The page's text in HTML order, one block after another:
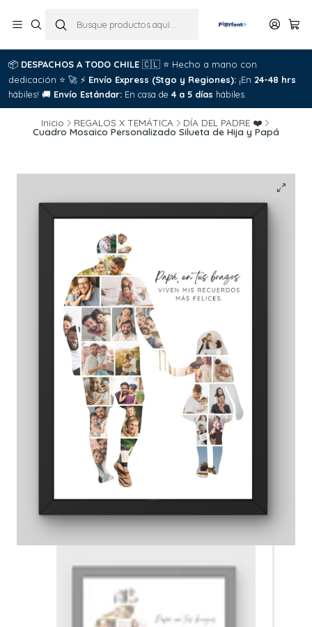
📦 DESPACHOS A TODO CHILE 🇨🇱 ⭐ Hecho a mano con
dedicación ⭐ 🚀 ⚡ Envío Express (Stgo y Regiones): ¡En 24-48 hrs
hábiles! 🚚 Envío Estándar: En casa de 4 a 5 días hábiles.
Inicio REGALOS X TEMÁTICA DÍA DEL PADRE ❤️
Cuadro Mosaico Personalizado Silueta de Hija y Papá